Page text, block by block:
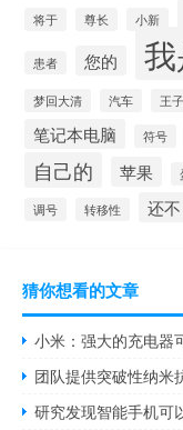
将于 尊长 小新
患者 您的
梦回大清 汽车 王子
笔记本电脑 符号
自己的 苹果
调号 转移性 还不
猜你想看的文章
小米：强大的充电器
团队提供突破性纳米
研究发现智能手机可